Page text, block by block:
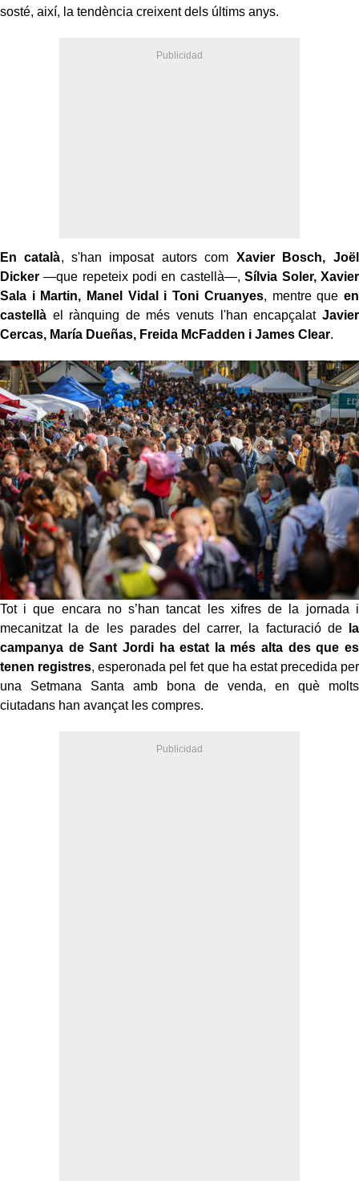
sosté, així, la tendència creixent dels últims anys.
En català, s'han imposat autors com Xavier Bosch, Joël
Dicker —que repeteix podi en castellà—,Sílvia Soler, Xavier
Sala i Martin, Manel Vidal i Toni Cruanyes, mentre que en
castellà el rànquing de més venuts l'han encapçalat Javier
Cercas, María Dueñas, Freida McFadden i James Clear.
Tot i que encara no s’han tancat les xifres de la jornada i
mecanitzat la de les parades del carrer, la facturació de
la
campanya de Sant Jordi ha estat la més alta des que es
tenen registres, esperonada pel fet que ha estat precedida per
una Setmana Santa amb bona de venda, en què molts
ciutadans han avançat les compres.